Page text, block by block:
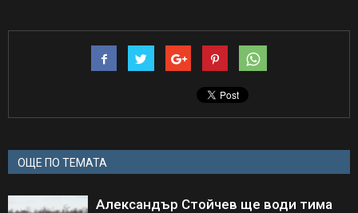
ОЩЕ ПО ТЕМАТА
Александър Стойчев ще води тима